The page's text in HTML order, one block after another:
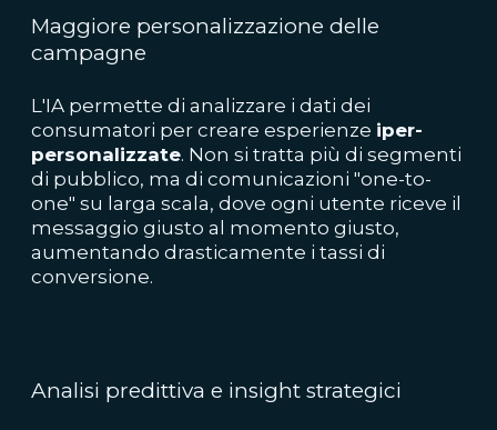
Maggiore personalizzazione delle
campagne
L'IA permette di analizzare i dati dei
consumatori per creare esperienze iper-
personalizzate. Non si tratta più di segmenti
di pubblico, ma di comunicazioni "one-to-
one" su larga scala, dove ogni utente riceve il
messaggio giusto al momento giusto,
aumentando drasticamente i tassi di
conversione.
Analisi predittiva e insight strategici